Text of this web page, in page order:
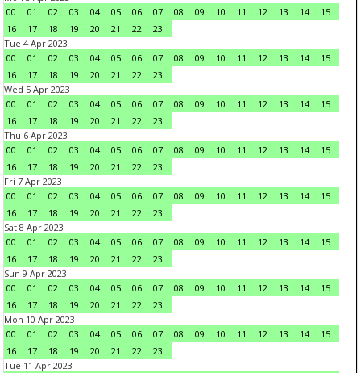
00
01 02 03 04 05 06 07 08 09 10 11 12 13 14
15
16
17 18 19 20 21 22
23
Tue 4 Apr 2023
00
01 02 03 04 05 06 07 08 09 10 11 12 13 14
15
16
17 18 19 20 21 22
23
Wed 5 Apr 2023
00
01 02 03 04 05 06 07 08 09 10 11 12 13 14
15
16
17 18 19 20 21 22
23
Thu 6 Apr 2023
00
01 02 03 04 05 06 07 08 09 10 11 12 13 14
15
16
17 18 19 20 21 22
23
Fri 7 Apr 2023
00
01 02 03 04 05 06 07 08 09 10 11 12 13 14
15
16
17 18 19 20 21 22
23
Sat 8 Apr 2023
00
01 02 03 04 05 06 07 08 09 10 11 12 13 14
15
16
17 18 19 20 21 22
23
Sun 9 Apr 2023
00
01 02 03 04 05 06 07 08 09 10 11 12 13 14
15
16
17 18 19 20 21 22
23
Mon 10 Apr 2023
00
01 02 03 04 05 06 07 08 09 10 11 12 13 14
15
16
17 18 19 20 21 22
23
Tue 11 Apr 2023